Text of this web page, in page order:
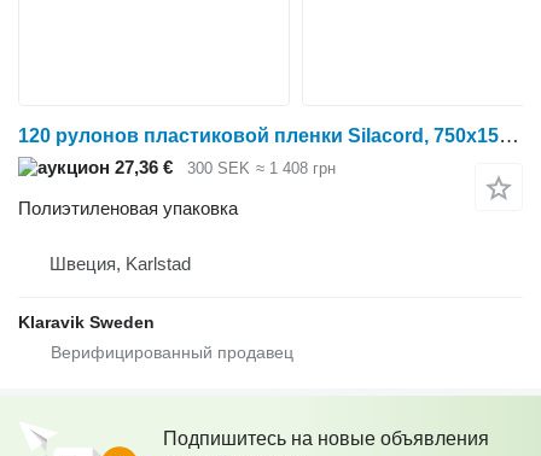
120 рулонов пластиковой пленки Silacord, 750x1500 мм
27,36 € 300 SEK ≈ 1 408 грн
Полиэтиленовая упаковка
Швеция, Karlstad
Klaravik Sweden
Подпишитесь на новые объявления